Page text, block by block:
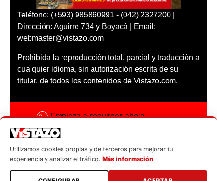
Teléfono: (+593) 985860991 - (042) 2327200 |
Dirección: Aguirre 734 y Boyacá | Email:
webmaster@vistazo.com
Prohibida la reproducción total, parcial y traducción a
cualquier idioma, sin autorización escrita de su
titular, de todos los contenidos de Vistazo.com.
Empieza a seguirnos ahora
Código ética
Sugerencias a:
Utilizamos cookies propias y de terceros para mejorar tu
experiencia y analizar el tráfico. Más información